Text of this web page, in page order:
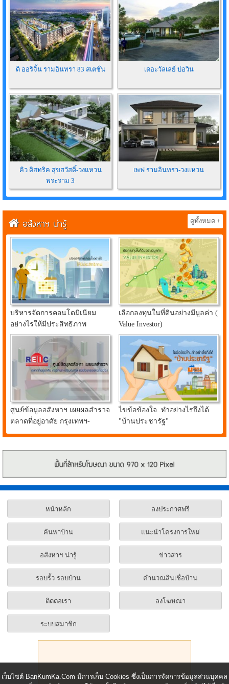
ดิ ออริจิ้น รามอินทรา 83 สเตชั่น เดอะวัลเลย์ บ่อวิน
คิว ดิสทริค สุขสวัสดิ์-วงแหวน
พระราม 3
เพฟ รามอินทรา-วงแหวน
อสังหาฯ น่ารู้ ดูทั้งหมด +
บริหารจัดการคอนโดมิเนียม
อย่างไรให้มีประสิทธิภาพ
เลือกลงทุนในที่ดินอย่างมีมูลค่า (
Value Investor)
ศูนย์ข้อมูลอสังหาฯ เผยผลสำรวจ
ตลาดที่อยู่อาศัย กรุงเทพฯ-
ปริมณฑล ยังเปิดขายอย่างต่อ
ไขข้อข้องใจ..ทำอย่างไรถึงได้
"บ้านประชารัฐ"
หน้าหลัก ลงประกาศฟรี
ค้นหาบ้าน แนะนำโครงการใหม่
อสังหาฯ น่ารู้ ข่าวสาร
รอบรั้ว รอบบ้าน คำนวณสินเชื่อบ้าน
ติดต่อเรา ลงโฆษณา
ระบบสมาชิก
เว็บไซต์ BanKumKa.Com มีการเก็บ Cookies ซึ่งเป็นการจัดการข้อมูลส่วนบุคคล